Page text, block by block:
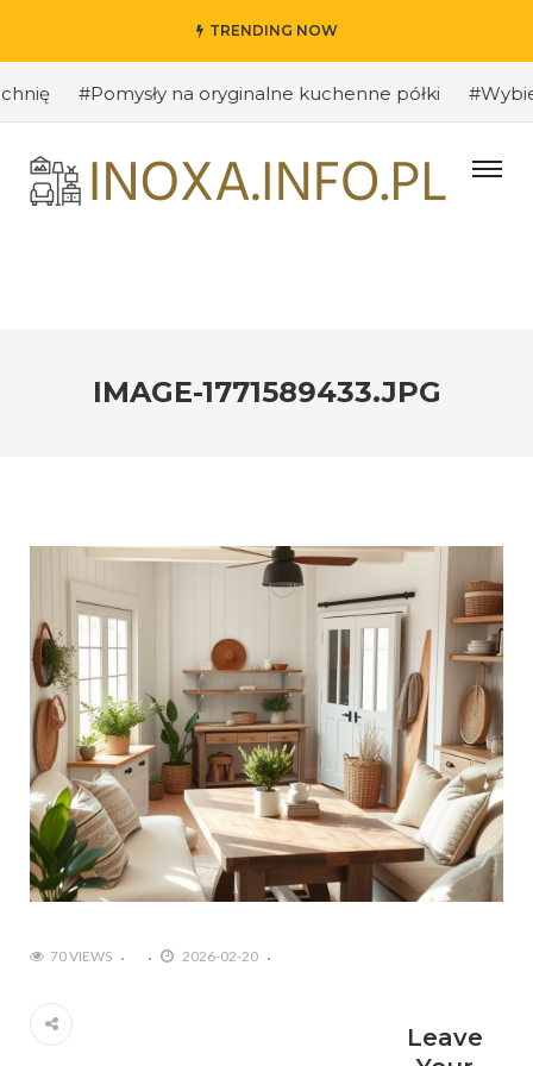
TRENDING NOW
#Pomysły na oryginalne kuchenne półki
IMAGE-1771589433.JPG
70 VIEWS 2026-02-20
Leave